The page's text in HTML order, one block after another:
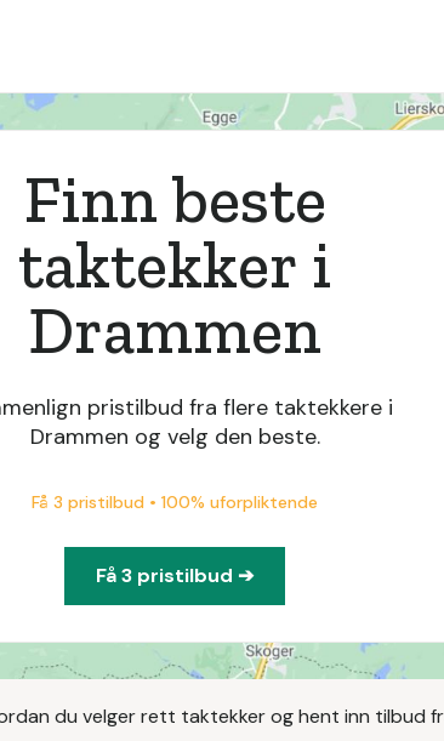
Finn beste
taktekker i
Drammen
pristilbud fra flere taktekkere i
Drammen og velg den beste.
Få 3 pristilbud • 100% uforpliktende
Få 3 pristilbud ➔
du velger rett taktekker og hent inn